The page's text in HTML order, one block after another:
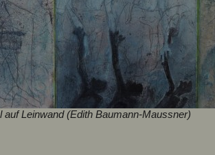
auf Leinwand (Edith Baumann-Maussner)